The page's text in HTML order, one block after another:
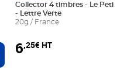
au panier
Collector 4 timbres - Le Petit
- Lettre Verte
20g / France
6,25€ HT